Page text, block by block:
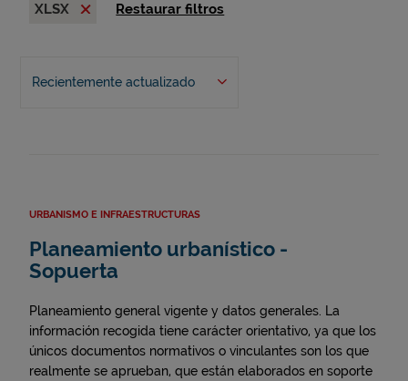
XLSX
Restaurar filtros
Recientemente actualizado
URBANISMO E INFRAESTRUCTURAS
Planeamiento urbanístico -
Sopuerta
Planeamiento general vigente y datos generales. La
información recogida tiene carácter orientativo, ya que los
únicos documentos normativos o vinculantes son los que
realmente se aprueban, que están elaborados en soporte